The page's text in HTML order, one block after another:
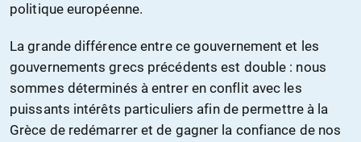
politique européenne.
La grande différence entre ce gouvernement et les
gouvernements grecs précédents est double : nous
sommes déterminés à entrer en conflit avec les
puissants intérêts particuliers afin de permettre à la
Grèce de redémarrer et de gagner la confiance de nos